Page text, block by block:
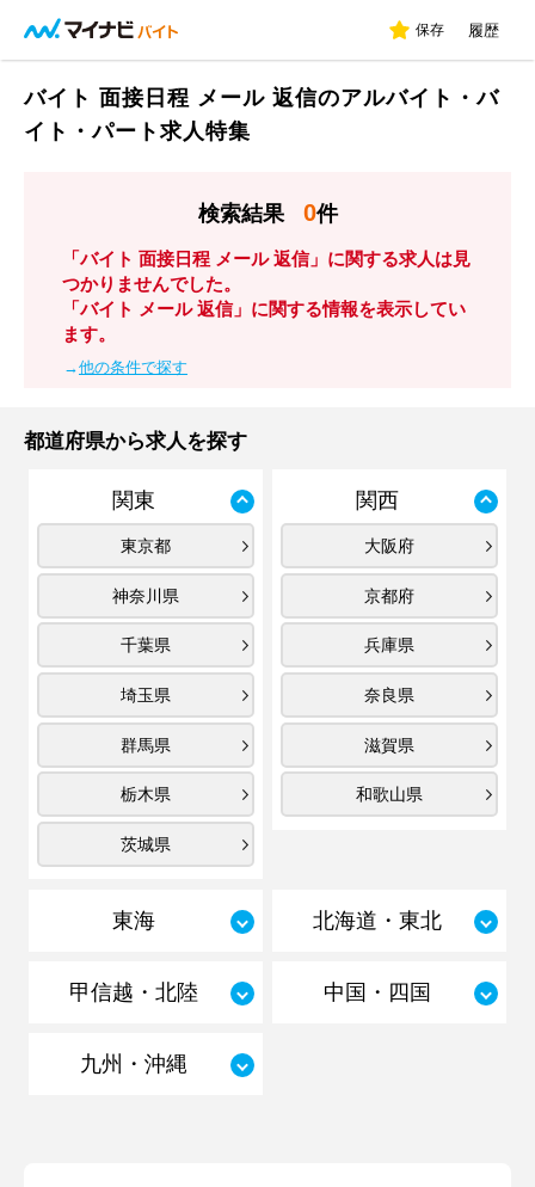
保存 履歴
バイト 面接日程 メール 返信のアルバイト・バ
イト・パート求人特集
検索結果 0件
「バイト 面接日程 メール 返信」に関する求人は見
つかりませんでした。
「バイト メール 返信」に関する情報を表示してい
ます。
→他の条件で探す
都道府県から求人を探す
関東
東京都
神奈川県
千葉県
埼玉県
群馬県
栃木県
茨城県
関西
大阪府
京都府
兵庫県
奈良県
滋賀県
和歌山県
東海 北海道・東北
甲信越・北陸 中国・四国
九州・沖縄